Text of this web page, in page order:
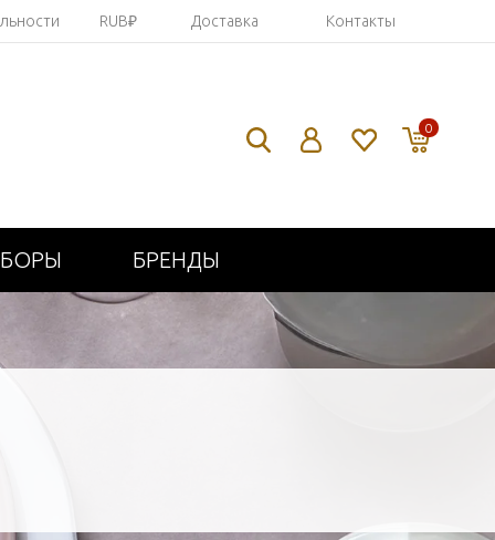
RUB₽ Доставка Контакты
0
БРЕНДЫ